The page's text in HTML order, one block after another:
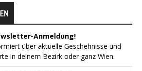
Anmeldung!
über aktuelle Geschehnisse und
in deinem Bezirk oder ganz Wien.